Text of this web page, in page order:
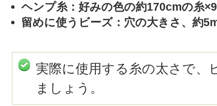
ヘンプ糸：好みの色の約170cmの糸
留めに使うビーズ：穴の大きさ、約
実際に使用する糸の太さで、
ましょう。